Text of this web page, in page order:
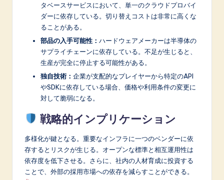
タベースサービスにおいて、単一のクラウドプロバイ
ダーに依存している。切り替えコストは非常に高くな
ることがある。
部品の入手可能性： ハードウェアメーカーは半導体の
サプライチェーンに依存している。不足が生じると、
生産が完全に停止する可能性がある。
独自技術： 企業が支配的なプレイヤーから特定のAPI
やSDKに依存している場合、価格や利用条件の変更に
対して脆弱になる。
戦略的インプリケーション
多様化が鍵となる。重要なインフラに一つのベンダーに依
存するとリスクが生じる。オープンな標準と相互運用性は
依存度を低下させる。さらに、社内の人材育成に投資する
ことで、外部の採用市場への依存を減らすことができる。